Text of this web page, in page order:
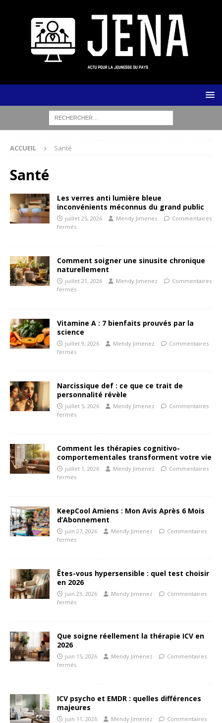
ACCUEIL Santé
Santé
Les verres anti lumière bleue
inconvénients méconnus du grand public
juillet 25, 2026 Mendy Jimenez
Commentaires
fermés
Comment soigner une sinusite chronique
naturellement
juillet 21, 2026 Mendy Jimenez
Commentaires
fermés
Vitamine A : 7 bienfaits prouvés par la
science
juillet 9, 2026 Mendy Jimenez
Commentaires
fermés
Narcissique def : ce que ce trait de
personnalité révèle
juillet 5, 2026 Mendy Jimenez
Commentaires
fermés
Comment les thérapies cognitivo-
comportementales transforment votre vie
juillet 1, 2026 Mendy Jimenez
Commentaires
fermés
KeepCool Amiens : Mon Avis Après 6 Mois
d’Abonnement
juin 27, 2026 Mendy Jimenez
Commentaires
fermés
Êtes-vous hypersensible : quel test choisir
en 2026
juin 23, 2026 Mendy Jimenez
Commentaires
fermés
Que soigne réellement la thérapie ICV en
2026
juin 15, 2026 Mendy Jimenez
Commentaires
fermés
ICV psycho et EMDR : quelles différences
majeures
juin 11, 2026 Mendy Jimenez
Commentaires